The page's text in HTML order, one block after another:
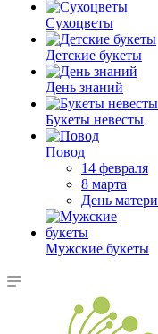
Сухоцветы
Детские букеты
День знаний
Букеты невесты
Повод
14 февраля
8 марта
День матери
Мужские букеты